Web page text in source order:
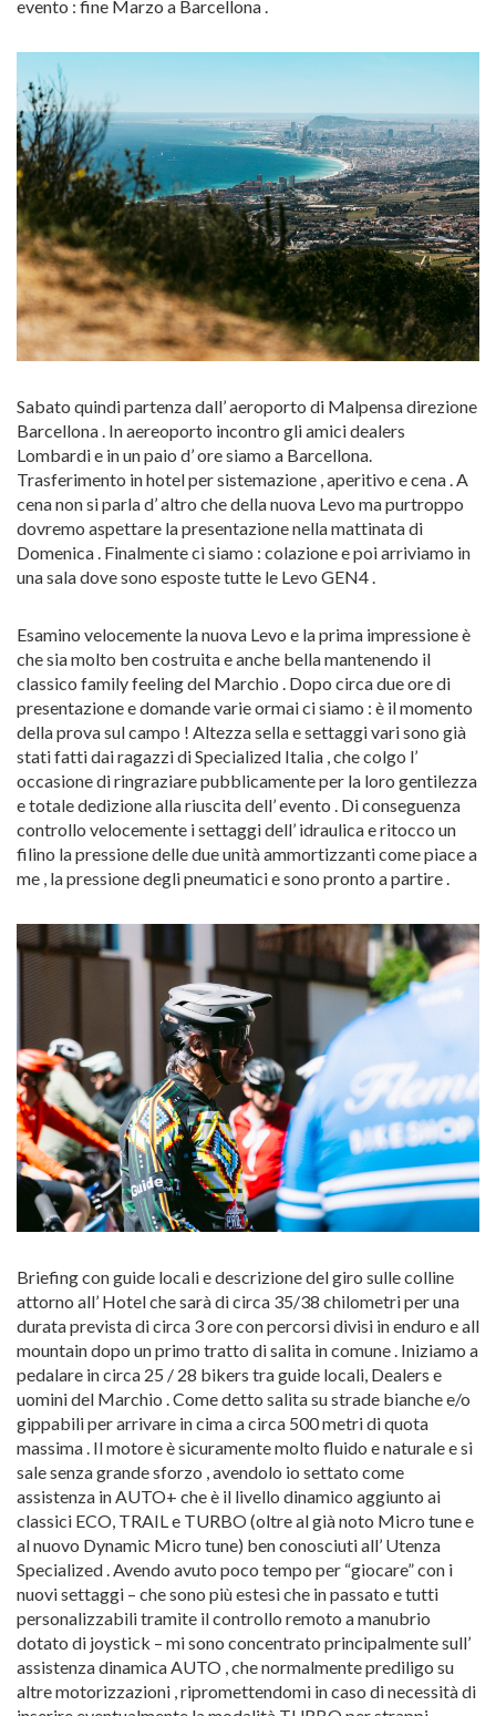
evento : fine Marzo a Barcellona .
Sabato quindi partenza dall’ aeroporto di Malpensa direzione
Barcellona . In aereoporto incontro gli amici dealers
Lombardi e in un paio d’ ore siamo a Barcellona.
Trasferimento in hotel per sistemazione , aperitivo e cena . A
cena non si parla d’ altro che della nuova Levo ma purtroppo
dovremo aspettare la presentazione nella mattinata di
Domenica . Finalmente ci siamo : colazione e poi arriviamo in
una sala dove sono esposte tutte le Levo GEN4 .
Esamino velocemente la nuova Levo e la prima impressione è
che sia molto ben costruita e anche bella mantenendo il
classico family feeling del Marchio . Dopo circa due ore di
presentazione e domande varie ormai ci siamo : è il momento
della prova sul campo ! Altezza sella e settaggi vari sono già
stati fatti dai ragazzi di Specialized Italia , che colgo l’
occasione di ringraziare pubblicamente per la loro gentilezza
e totale dedizione alla riuscita dell’ evento . Di conseguenza
controllo velocemente i settaggi dell’ idraulica e ritocco un
filino la pressione delle due unità ammortizzanti come piace a
me , la pressione degli pneumatici e sono pronto a partire .
Briefing con guide locali e descrizione del giro sulle colline
attorno all’ Hotel che sarà di circa 35/38 chilometri per una
durata prevista di circa 3 ore con percorsi divisi in enduro e all
mountain dopo un primo tratto di salita in comune . Iniziamo a
pedalare in circa 25 / 28 bikers tra guide locali, Dealers e
uomini del Marchio . Come detto salita su strade bianche e/o
gippabili per arrivare in cima a circa 500 metri di quota
massima . Il motore è sicuramente molto fluido e naturale e si
sale senza grande sforzo , avendolo io settato come
assistenza in AUTO+ che è il livello dinamico aggiunto ai
classici ECO, TRAIL e TURBO (oltre al già noto Micro tune e
al nuovo Dynamic Micro tune) ben conosciuti all’ Utenza
Specialized . Avendo avuto poco tempo per “giocare” con i
nuovi settaggi – che sono più estesi che in passato e tutti
personalizzabili tramite il controllo remoto a manubrio
dotato di joystick – mi sono concentrato principalmente sull’
assistenza dinamica AUTO , che normalmente prediligo su
altre motorizzazioni , ripromettendomi in caso di necessità di